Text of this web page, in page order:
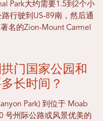
Park大约需要1.5到2个小
行驶到US-89南，然后通
名的Zion-Mount Carmel
门国家公园和
长时间？
Park) 到位于 Moab
号州际公路或风景优美的